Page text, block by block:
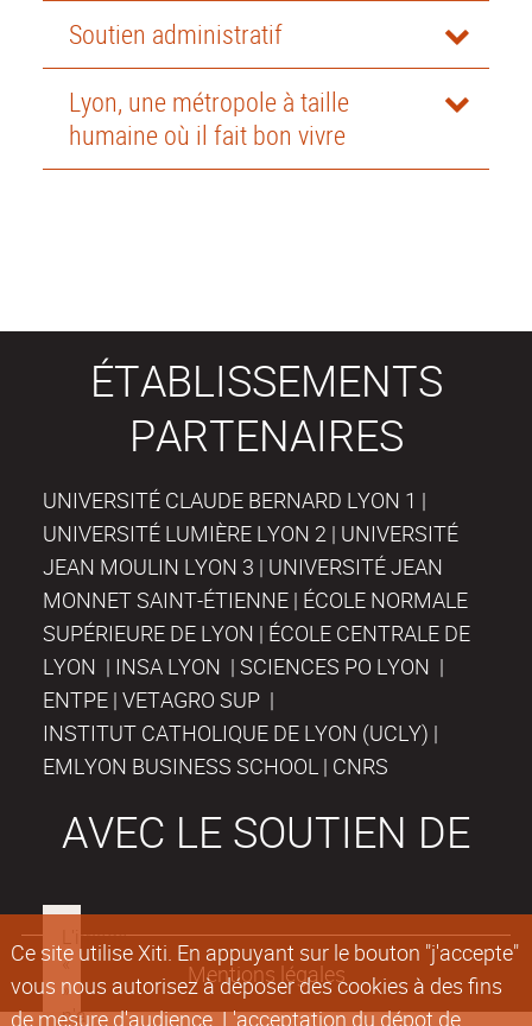
Ce site utilise Xiti. En appuyant sur le bouton "j'accepte"
vous nous autorisez à déposer des cookies à des fins
de mesure d'audience. L'acceptation du dépot de
Soutien administratif
Lyon, une métropole à taille
humaine où il fait bon vivre
ÉTABLISSEMENTS
PARTENAIRES
UNIVERSITÉ CLAUDE BERNARD LYON 1 |
UNIVERSITÉ LUMIÈRE LYON 2 | UNIVERSITÉ
JEAN MOULIN LYON 3 | UNIVERSITÉ JEAN
MONNET SAINT-ÉTIENNE | ÉCOLE NORMALE
SUPÉRIEURE DE LYON | ÉCOLE CENTRALE DE
LYON | INSA LYON | SCIENCES PO LYON |
ENTPE | VETAGRO SUP |
INSTITUT CATHOLIQUE DE LYON (UCLY) |
EMLYON BUSINESS SCHOOL | CNRS
AVEC LE SOUTIEN DE
Mentions légales